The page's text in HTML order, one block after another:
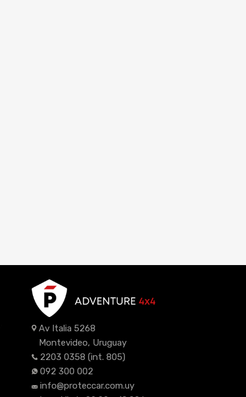
Av Italia 5268
Montevideo, Uruguay
2203 0358 (int. 805)
092 300 002
info@proteccar.com.uy